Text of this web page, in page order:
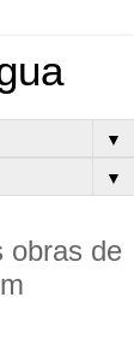
▼
▼
obras de